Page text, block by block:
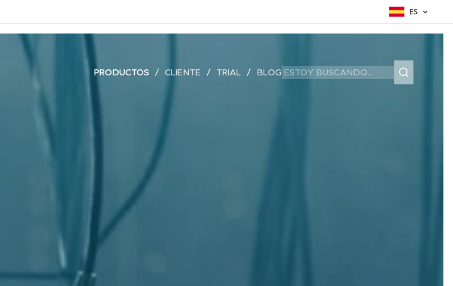
ES
PRODUCTOS CLIENTE TRIAL BLOG